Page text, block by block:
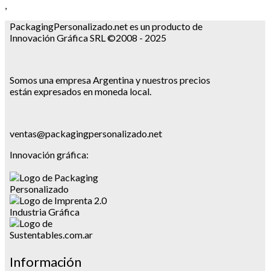
,
PackagingPersonalizado.net es un producto de
Innovación Gráfica SRL ©2008 - 2025
Somos una empresa Argentina y nuestros precios
están expresados en moneda local.
ventas@packagingpersonalizado.net
Innovación gráfica:
Información